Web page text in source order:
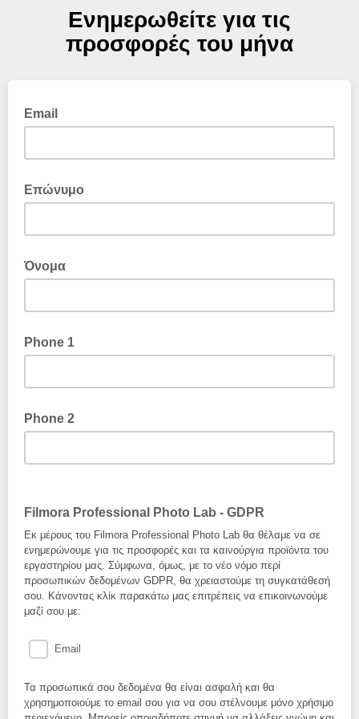
Ενημερωθείτε για τις
προσφορές του μήνα
Email
Επώνυμο
Όνομα
Phone 1
Phone 2
Filmora Professional Photo Lab - GDPR
Εκ μέρους του Filmora Professional Photo Lab θα θέλαμε να σε
ενημερώνουμε για τις προσφορές και τα καινούργια προϊόντα του
εργαστηρίου μας. Σύμφωνα, όμως, με το νέο νόμο περί
προσωπικών δεδομένων GDPR, θα χρειαστούμε τη συγκατάθεσή
σου. Κάνοντας κλίκ παρακάτω μας επιτρέπεις να επικοινωνούμε
μαζί σου με:
Email
Τα προσωπικά σου δεδομένα θα είναι ασφαλή και θα
χρησημοποιούμε το email σου για να σου στέλνουμε μόνο χρήσιμο